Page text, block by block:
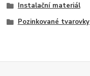
Instalační materiál
Pozinkované tvarovky